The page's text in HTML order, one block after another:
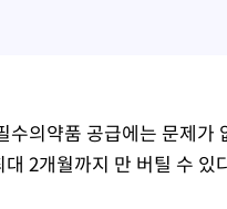
수의약품 공급에는 문제
2개월까지 만 버틸 수